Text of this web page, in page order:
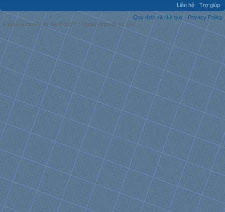
Liên hệ
Trợ giúp
Quy định và Nội quy
Privacy Policy
Forum software by XenForo™ | Media embeds by s9e